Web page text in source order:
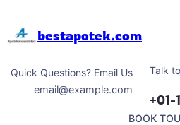
bestapotek.com
Quick Questions? Email Us
email@example.com
Talk
BOOK